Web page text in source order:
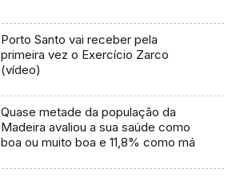
Porto Santo vai receber pela
primeira vez o Exercício Zarco
(vídeo)
Quase metade da população da
Madeira avaliou a sua saúde como
boa ou muito boa e 11,8% como má